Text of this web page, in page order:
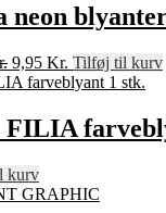
neon
Den
oprindelige
var:
29,95 Kr..
9,95 Kr. Den
aktuelle
er:
9,95 Kr..
Tilføj til kurv
FILIA
kurv